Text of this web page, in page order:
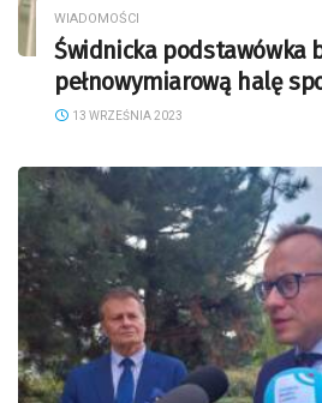
WIADOMOŚCI
Świdnicka podstawówka
pełnowymiarową halę
13 WRZEŚNIA 2023